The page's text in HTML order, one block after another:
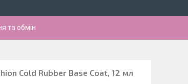
та обмін
Cold Rubber Base Coat, 12 мл